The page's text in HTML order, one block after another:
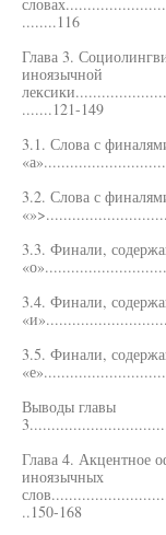
........116
Глава 3.
иноязычной
.......121-149
3.1. Слова с
3.2. Слова с
3.3. Финали,
3.4. Финали,
3.5. Финали,
Выводы главы
Глава 4. Акцентное
иноязычных
..150-168